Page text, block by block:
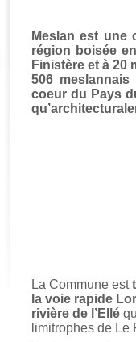
Meslan est une
région boisée
Finistère et à 20
506 meslannais
coeur du Pays
La Commune est
la voie rapide
rivière de l’Ellé
limitrophes de Le